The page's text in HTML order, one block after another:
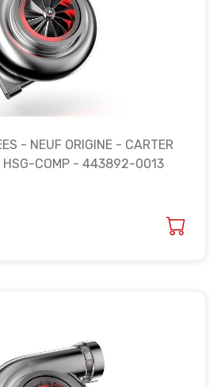
- NEUF ORIGINE - CARTER
HSG-COMP - 443892-0013